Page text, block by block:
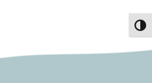
הפעל/כבה ניגודיות גבוהה